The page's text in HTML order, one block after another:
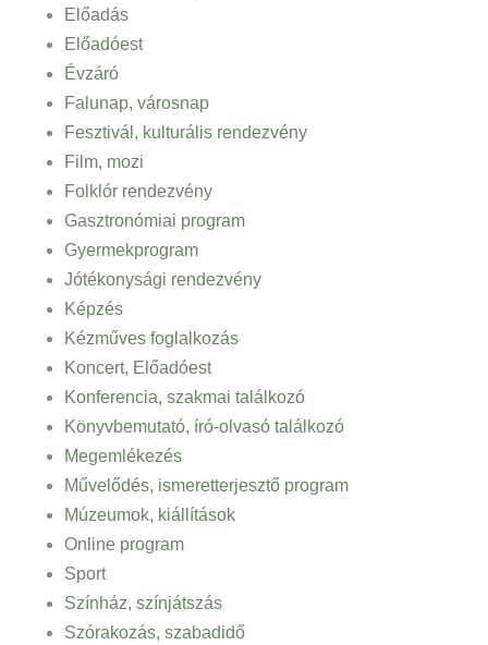
Előadás
Előadóest
Évzáró
Falunap, városnap
Fesztivál, kulturális rendezvény
Film, mozi
Folklór rendezvény
Gasztronómiai program
Gyermekprogram
Jótékonysági rendezvény
Képzés
Kézműves foglalkozás
Koncert, Előadóest
Konferencia, szakmai találkozó
Könyvbemutató, író-olvasó találkozó
Megemlékezés
Művelődés, ismeretterjesztő program
Múzeumok, kiállítások
Online program
Sport
Színház, színjátszás
Szórakozás, szabadidő